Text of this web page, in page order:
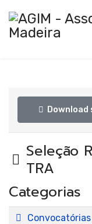
Download
Pasta
Seleção
TRA
Categorias
Pasta